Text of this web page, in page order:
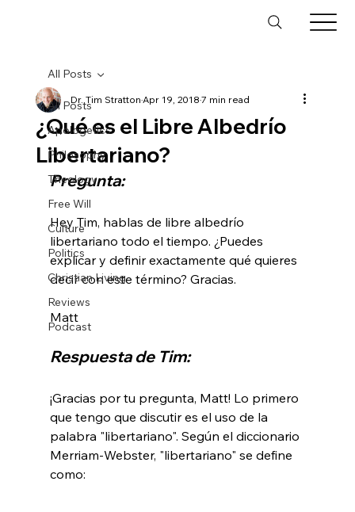
All Posts
Apologetics
Philosophy
Theology
Free Will
Culture
Politics
Christian Living
Reviews
Podcast
All Posts
¿Qué es el Libre Albedrío
Libertariano?
Dr. Tim StrattonApr 19, 20187 min read
Pregunta:
Hey Tim, hablas de libre albedrío
libertariano todo el tiempo. ¿Puedes
explicar y definir exactamente qué quieres
decir con este término? Gracias.
Matt
Respuesta de Tim:
¡Gracias por tu pregunta, Matt! Lo primero
que tengo que discutir es el uso de la
palabra "libertariano". Según el diccionario
Merriam-Webster, "libertariano" se define